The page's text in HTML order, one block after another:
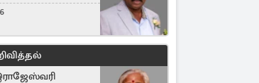
London, United